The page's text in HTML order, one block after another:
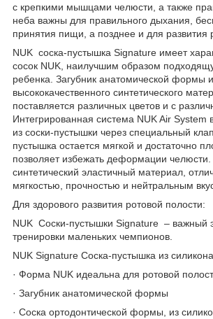
с крепкими мышцами челюсти, а также
неба важны для правильного дыхания,
принятия пищи, а позднее и для развития
NUK соска-пустышка Signature имеет
сосок NUK, наилучшим образом
ребенка. Загубник анатомической формы
высококачественного синтетического
поставляется различных цветов и с
Интегрированная система NUK Air System
из соски-пустышки через специальный
пустышка остается мягкой и достаточно
позволяет избежать деформации
синтетический эластичный материал,
мягкостью, прочностью и нейтральным
Для здорового развития ротовой полости:
NUK Соски-пустышки Signature – важный
тренировки маленьких чемпионов.
NUK Signature Соска-пустышка из силикона
· Форма NUK идеальна для ротовой
· Загубник анатомической формы
· Соска ортодонтической формы, из